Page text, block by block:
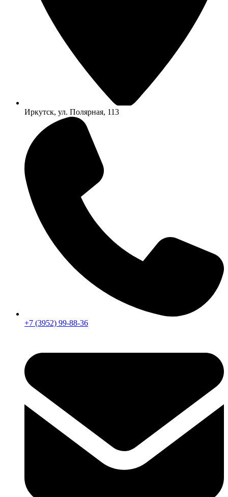
Иркутск, ул. Полярная, 113
+7 (3952) 99-88-36